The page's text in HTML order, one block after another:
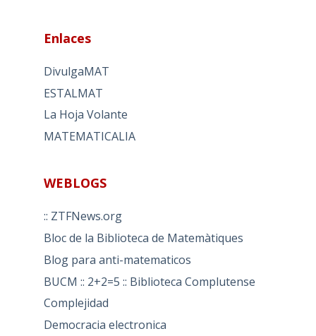
Enlaces
DivulgaMAT
ESTALMAT
La Hoja Volante
MATEMATICALIA
WEBLOGS
:: ZTFNews.org
Bloc de la Biblioteca de Matemàtiques
Blog para anti-matematicos
BUCM :: 2+2=5 :: Biblioteca Complutense
Complejidad
Democracia electronica